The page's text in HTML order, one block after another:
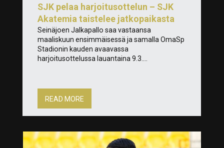
SJK pelaa harjoitusottelun – SJK
Akatemia taistelee jatkopaikasta
Seinäjoen Jalkapallo saa vastaansa
maaliskuun ensimmäisessä ja samalla OmaSp
Stadionin kauden avaavassa
harjoitusottelussa lauantaina 9.3....
READ MORE